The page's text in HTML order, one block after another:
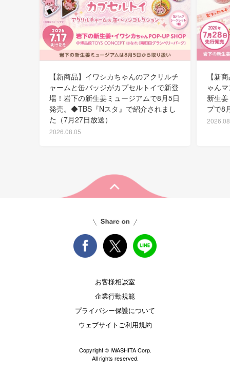
【新商品】イワシカちゃんのアクリルチ
ャームと缶バッジがカプセルトイで新登
場！岩下の新生姜ミュージアムで8月5日
発売。◆TBS『Nスタ』で紹介されまし
た（7月27日放送）
2026.08.05
【新
ゃん
新生
プで8
お客様相談室
企業行動規範
プライバシー保護について
ウェブサイトご利用規約
Copyright © IWASHITA Corp.
All rights reserved.